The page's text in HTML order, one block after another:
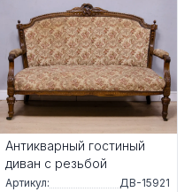
Антикварный гостиный
диван с резьбой
Артикул:
ДВ-15921